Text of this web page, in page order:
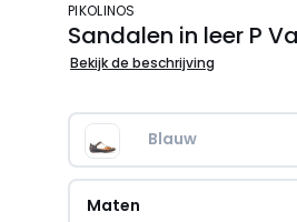
PIKOLINOS
Sandalen in leer P
Bekijk de beschrijving
Blauw
Maten